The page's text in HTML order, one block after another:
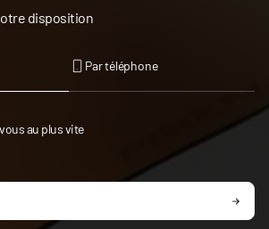
disposition
Par téléphone
au plus vite